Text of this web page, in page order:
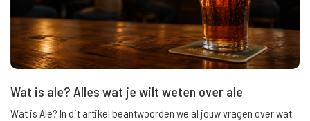
Wat is ale? Alles wat je wilt weten over ale
Wat is Ale? In dit artikel beantwoorden we al jouw vragen over wat